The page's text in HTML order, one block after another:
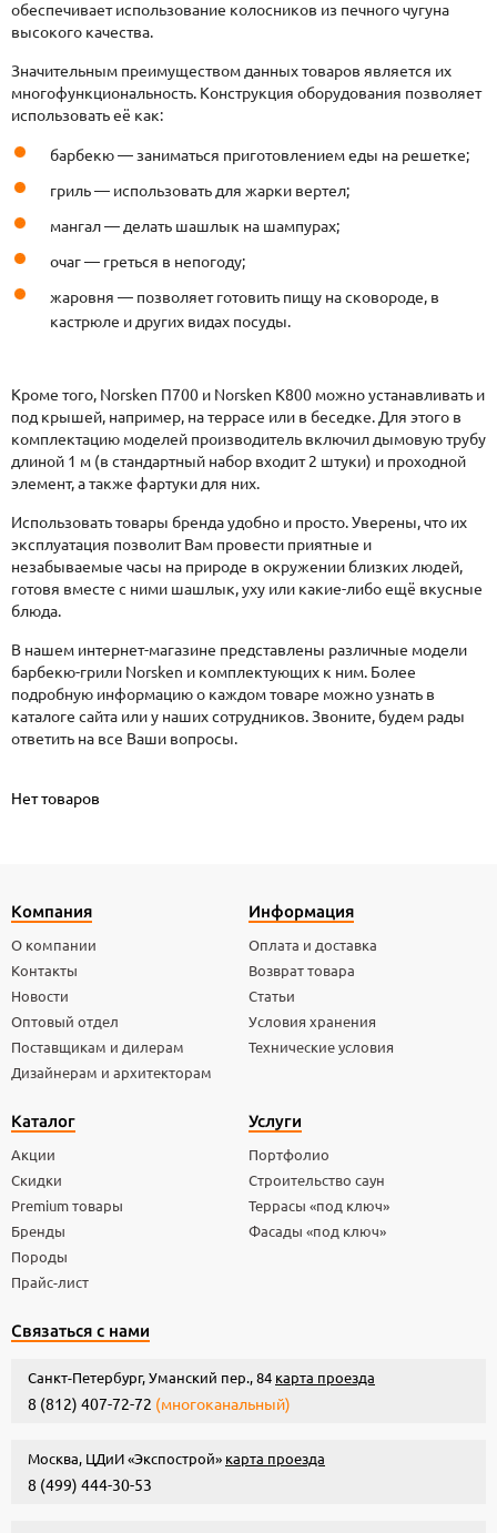
обеспечивает использование колосников из печного чугуна
высокого качества.
Значительным преимуществом данных товаров является их
многофункциональность. Конструкция оборудования позволяет
использовать её как:
барбекю — заниматься приготовлением еды на решетке;
гриль — использовать для жарки вертел;
мангал — делать шашлык на шампурах;
очаг — греться в непогоду;
жаровня — позволяет готовить пищу на сковороде, в
кастрюле и других видах посуды.
Кроме того, Norsken П700 и Norsken К800 можно устанавливать и
под крышей, например, на террасе или в беседке. Для этого в
комплектацию моделей производитель включил дымовую трубу
длиной 1 м (в стандартный набор входит 2 штуки) и проходной
элемент, а также фартуки для них.
Использовать товары бренда удобно и просто. Уверены, что их
эксплуатация позволит Вам провести приятные и
незабываемые часы на природе в окружении близких людей,
готовя вместе с ними шашлык, уху или какие-либо ещё вкусные
блюда.
В нашем интернет-магазине представлены различные модели
барбекю-грили Norsken и комплектующих к ним. Более
подробную информацию о каждом товаре можно узнать в
каталоге сайта или у наших сотрудников. Звоните, будем рады
ответить на все Ваши вопросы.
Нет товаров
Компания
О компании
Контакты
Новости
Оптовый отдел
Поставщикам и дилерам
Дизайнерам и архитекторам
Информация
Оплата и доставка
Возврат товара
Статьи
Условия хранения
Технические условия
Каталог
Акции
Скидки
Premium товары
Бренды
Породы
Прайс-лист
Услуги
Портфолио
Строительство саун
Террасы «под ключ»
Фасады «под ключ»
Связаться с нами
Санкт-Петербург, Уманский пер., 84 карта проезда
8 (812) 407-72-72 (многоканальный)
Москва, ЦДиИ «Экспострой» карта проезда
8 (499) 444-30-53